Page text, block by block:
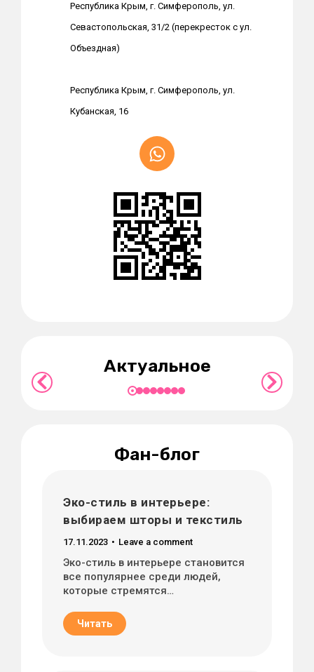
Республика Крым, г. Симферополь, ул.
Севастопольская, 31/2 (перекресток с ул.
Объездная)
Республика Крым, г. Симферополь, ул.
Кубанская, 16
Актуальное
Подробнее
Фан-блог
Эко-стиль в интерьере:
выбираем шторы и текстиль
17.11.2023 Leave a comment
Эко-стиль в интерьере становится
все популярнее среди людей,
которые стремятся…
Читать